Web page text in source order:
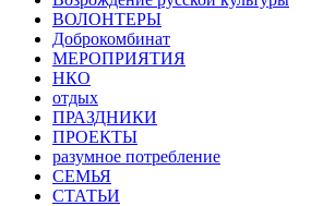
ВОЛОНТЕРЫ
Доброкомбинат
МЕРОПРИЯТИЯ
НКО
отдых
ПРАЗДНИКИ
ПРОЕКТЫ
разумное потребление
СЕМЬЯ
СТАТЬИ